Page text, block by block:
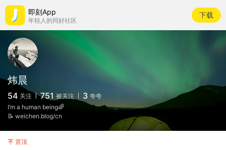
即刻App
年轻人的同好社区
下载
炜晨
54 关注 751 被关注 3 夸夸
I’m a human being🌈
📝 weichen.blog/cn
置顶